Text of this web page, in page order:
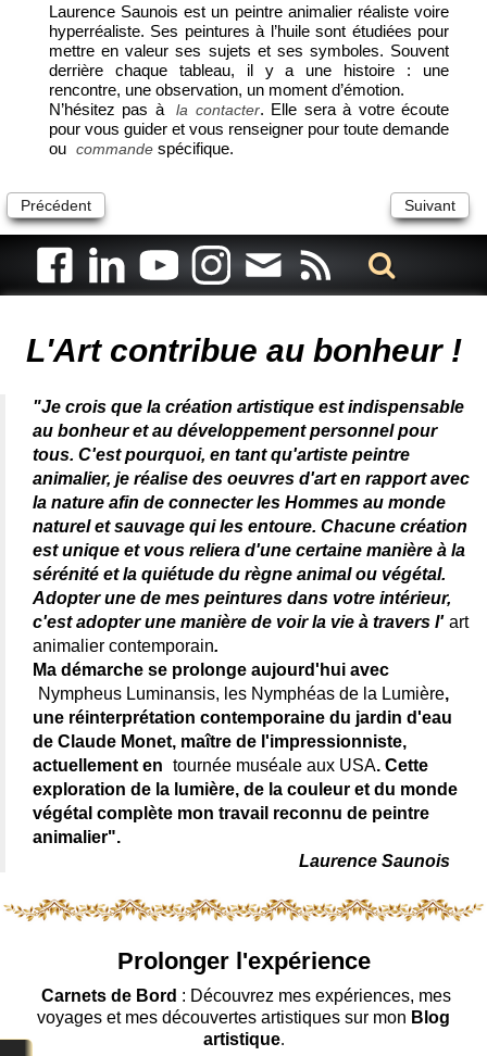
Laurence Saunois est un peintre animalier réaliste voire
hyperréaliste. Ses peintures à l’huile sont étudiées pour
mettre en valeur ses sujets et ses symboles. Souvent
derrière chaque tableau, il y a une histoire : une
rencontre, une observation, un moment d’émotion.
N’hésitez pas à
la contacter. Elle sera à votre écoute
pour vous guider et vous renseigner pour toute demande
ou commande spécifique.
Précédent Suivant
L'Art contribue au bonheur !
"Je crois que la création artistique est indispensable
au bonheur et au développement personnel pour
tous. C'est pourquoi, en tant qu'artiste peintre
animalier, je réalise des oeuvres d'art en rapport avec
la nature afin de connecter les Hommes au monde
naturel et sauvage qui les entoure. Chacune création
est unique et vous reliera d'une certaine manière à la
sérénité et la quiétude du règne animal ou végétal.
Adopter une de mes peintures dans votre intérieur,
c'est adopter une manière de voir la vie à travers l' art
animalier contemporain.
Ma démarche se prolonge aujourd'hui avec
Nympheus Luminansis, les Nymphéas de la Lumière,
une réinterprétation contemporaine du jardin d'eau
de Claude Monet, maître de l'impressionniste,
actuellement en tournée muséale aux USA. Cette
exploration de la lumière, de la couleur et du monde
végétal complète mon travail reconnu de peintre
animalier".
Laurence Saunois
Prolonger l'expérience
Carnets de Bord : Découvrez mes expériences, mes
voyages et mes découvertes artistiques sur mon Blog
artistique.